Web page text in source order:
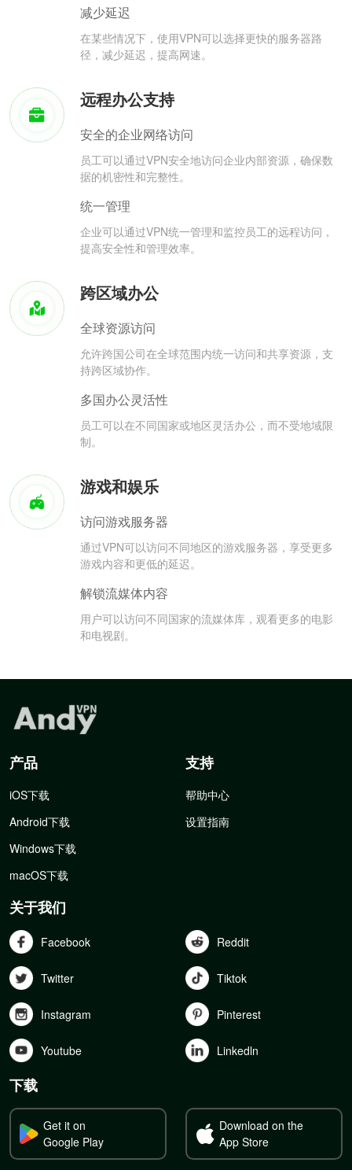
减少延迟
在某些情况下，使用VPN可以选择更快的服务器路
径，减少延迟，提高网速。
远程办公支持
安全的企业网络访问
员工可以通过VPN安全地访问企业内部资源，确保数
据的机密性和完整性。
统一管理
企业可以通过VPN统一管理和监控员工的远程访问，
提高安全性和管理效率。
跨区域办公
全球资源访问
允许跨国公司在全球范围内统一访问和共享资源，支
持跨区域协作。
多国办公灵活性
员工可以在不同国家或地区灵活办公，而不受地域限
制。
游戏和娱乐
访问游戏服务器
通过VPN可以访问不同地区的游戏服务器，享受更多
游戏内容和更低的延迟。
解锁流媒体内容
用户可以访问不同国家的流媒体库，观看更多的电影
和电视剧。
产品
iOS下载
Android下载
Windows下载
macOS下载
支持
帮助中心
设置指南
关于我们
Facebook Reddit
Twitter Tiktok
Instagram Pinterest
Youtube Linkedln
下载
Get it on
Google Play
Download on the
App Store